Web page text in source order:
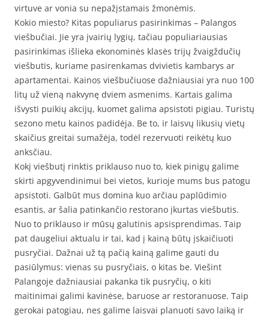
virtuve ar vonia su nepažįstamais žmonėmis.
Kokio miesto? Kitas populiarus pasirinkimas – Palangos
viešbučiai. Jie yra įvairių lygių, tačiau populiariausias
pasirinkimas išlieka ekonominės klasės trijų žvaigždučių
viešbutis, kuriame pasirenkamas dvivietis kambarys ar
apartamentai. Kainos viešbučiuose dažniausiai yra nuo 100
litų už vieną nakvynę dviem asmenims. Kartais galima
išvysti puikių akcijų, kuomet galima apsistoti pigiau. Turistų
sezono metu kainos padidėja. Be to, ir laisvų likusių vietų
skaičius greitai sumažėja, todėl rezervuoti reikėtų kuo
anksčiau.
Kokį viešbutį rinktis priklauso nuo to, kiek pinigų galime
skirti apgyvendinimui bei vietos, kurioje mums bus patogu
apsistoti. Galbūt mus domina kuo arčiau paplūdimio
esantis, ar šalia patinkančio restorano įkurtas viešbutis.
Nuo to priklauso ir mūsų galutinis apsisprendimas. Taip
pat daugeliui aktualu ir tai, kad į kainą būtų įskaičiuoti
pusryčiai. Dažnai už tą pačią kainą galime gauti du
pasiūlymus: vienas su pusryčiais, o kitas be. Viešint
Palangoje dažniausiai pakanka tik pusryčių, o kiti
maitinimai galimi kavinėse, baruose ar restoranuose. Taip
gerokai patogiau, nes galime laisvai planuoti savo laiką ir